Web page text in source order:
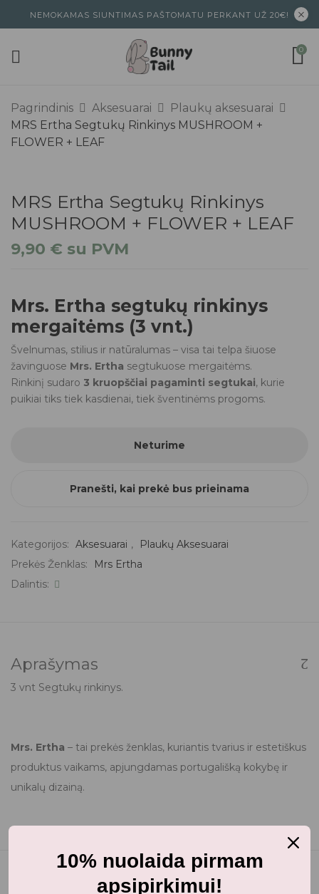
NEMOKAMAS SIUNTIMAS PAŠTOMATU PERKANT UŽ 20€!
0
Pagrindinis Aksesuarai
Plaukų aksesuarai
MRS Ertha Segtukų Rinkinys MUSHROOM +
FLOWER + LEAF
MRS Ertha Segtukų Rinkinys
MUSHROOM + FLOWER + LEAF
9,90 € su PVM
Mrs. Ertha segtukų rinkinys
mergaitėms (3 vnt.)
Švelnumas, stilius ir natūralumas – visa tai telpa šiuose
žavinguose Mrs. Ertha segtukuose mergaitėms.
Rinkinį sudaro 3 kruopščiai pagaminti segtukai, kurie
puikiai tiks tiek kasdienai, tiek šventinėms progoms.
Neturime
Pranešti, kai prekė bus prieinama
Kategorijos: Aksesuarai ,
Plaukų Aksesuarai
Prekės Ženklas:
Mrs Ertha
Dalintis:
Aprašymas
3 vnt Segtukų rinkinys.
Mrs. Ertha – tai prekės ženklas, kuriantis tvarius ir estetiškus
produktus vaikams, apjungdamas portugališką kokybę ir
unikalų dizainą.
10% nuolaida pirmam
apsipirkimui!